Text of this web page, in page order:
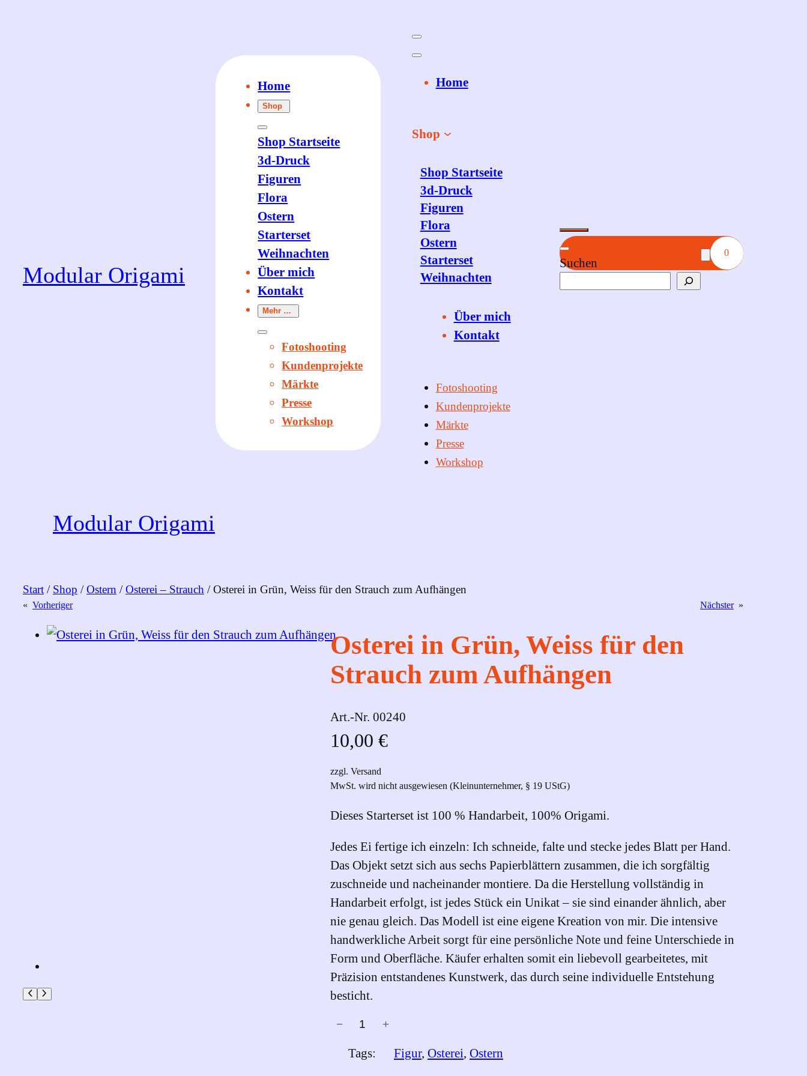
Modular Origami
Home
Shop
Shop Startseite
3d-Druck
Figuren
Flora
Ostern
Starterset
Weihnachten
Über mich
Kontakt
Mehr …
Fotoshooting
Kundenprojekte
Märkte
Presse
Workshop
Home
Shop
Shop Startseite
3d-Druck
Figuren
Flora
Ostern
Starterset
Weihnachten
Über mich
Kontakt
Fotoshooting
Kundenprojekte
Märkte
Presse
Workshop
Suchen
0
Modular Origami
Start / Shop /Ostern /Osterei – Strauch / Osterei in Grün, Weiss für den Strauch zum Aufhängen
« Vorheriger Nächster »
Osterei in Grün, Weiss für den
Strauch zum Aufhängen
Art.-Nr. 00240
10,00 €
zzgl. Versand
MwSt. wird nicht ausgewiesen (Kleinunternehmer, § 19 UStG)
Dieses Starterset ist 100 % Handarbeit, 100% Origami.
Jedes Ei fertige ich einzeln: Ich schneide, falte und stecke jedes Blatt per Hand.
Das Objekt setzt sich aus sechs Papierblättern zusammen, die ich sorgfältig
zuschneide und nacheinander montiere. Da die Herstellung vollständig in
Handarbeit erfolgt, ist jedes Stück ein Unikat – sie sind einander ähnlich, aber
nie genau gleich. Das Modell ist eine eigene Kreation von mir. Die intensive
handwerkliche Arbeit sorgt für eine persönliche Note und feine Unterschiede in
Form und Oberfläche. Käufer erhalten somit ein liebevoll gearbeitetes, mit
Präzision entstandenes Kunstwerk, das durch seine individuelle Entstehung
besticht.
O− +
Tags: Figur, Osterei, Ostern